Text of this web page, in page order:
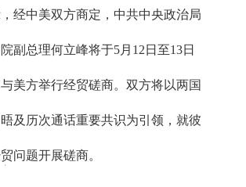
经中美双方商定，中共中央政治局
副总理何立峰将于5月12日至13日
美方举行经贸磋商。双方将以两国
及历次通话重要共识为引领，就彼
问题开展磋商。
x